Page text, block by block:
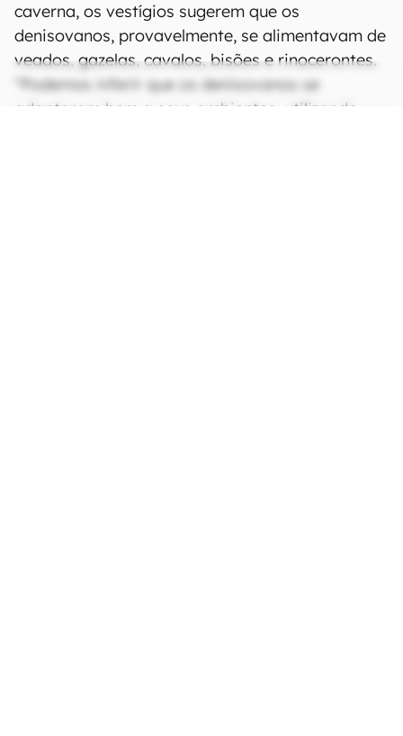
caverna, os vestígios sugerem que os
denisovanos, provavelmente, se alimentavam de
veados, gazelas, cavalos, bisões e rinocerontes.
"Podemos inferir que os denisovanos se
adaptaram bem a seus ambientes, utilizando